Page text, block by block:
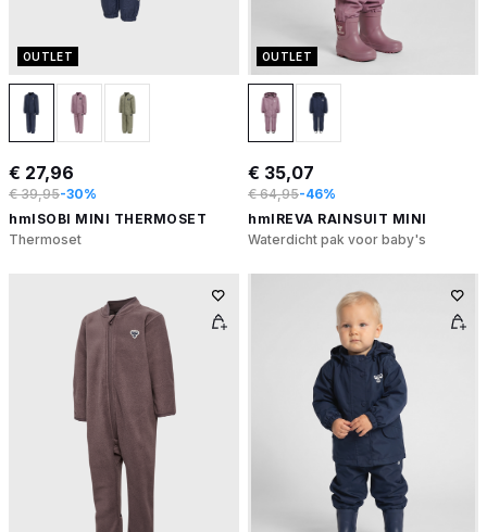
OUTLET
€ 27,96
€ 39,95-30%
hmlSOBI MINI THERMOSET
Thermoset
OUTLET
€ 35,07
€ 64,95-46%
hmlREVA RAINSUIT MINI
Waterdicht pak voor baby's